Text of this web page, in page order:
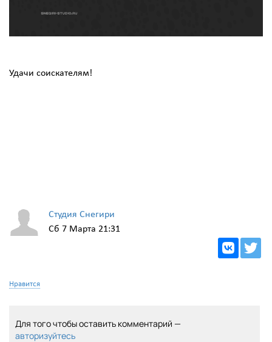
Удачи соискателям!
Студия Снегири
Сб 7 Марта 21:31
Нравится
Для того чтобы оставить комментарий —
авторизуйтесь